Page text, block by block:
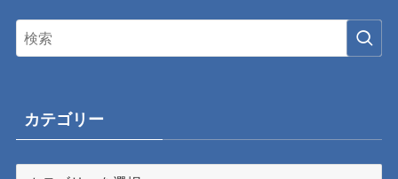
カテゴリー